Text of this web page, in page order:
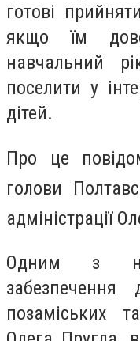
готові
якщо їм
навчальний
поселити у
дітей.
Про це
голови
адміністрації
Одним з
забезпечення
позаміських